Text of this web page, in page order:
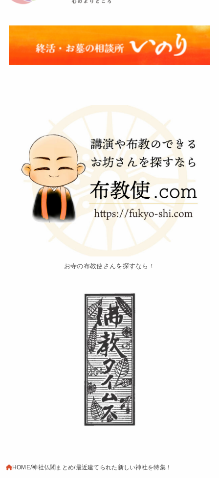
お寺の布教使さんを探すなら！
HOME 神社仏閣まとめ 最近建てられた新しい神社を特集！